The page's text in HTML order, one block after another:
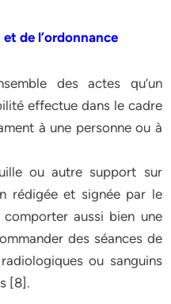
de l’ordonnance
des actes qu’un
effectue dans le cadre
à une personne ou à
ou autre support sur
rédigée et signée par le
comporter aussi bien une
des séances de
ou sanguins
[8].